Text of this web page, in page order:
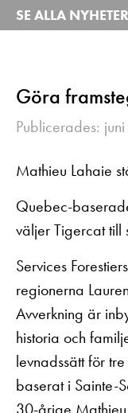
SE ALLA NYHETER
Göra
Publicerades:
Mathieu Lahaie
Quebec-
väljer Tigercat till
Services
regionerna
Avverkning är
historia och
levnadssätt för
baserat i Sainte-